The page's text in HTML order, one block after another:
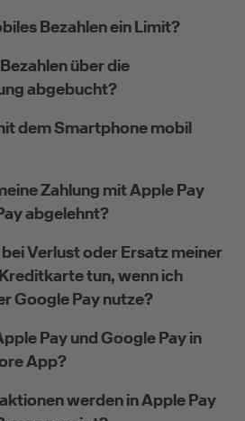
Bezahlen ein Limit?
über die
abgebucht?
dem Smartphone mobil
Zahlung mit Apple Pay
abgelehnt?
Verlust oder Ersatz meiner
tun, wenn ich
Google Pay nutze?
Pay und Google Pay in
App?
werden in Apple Pay